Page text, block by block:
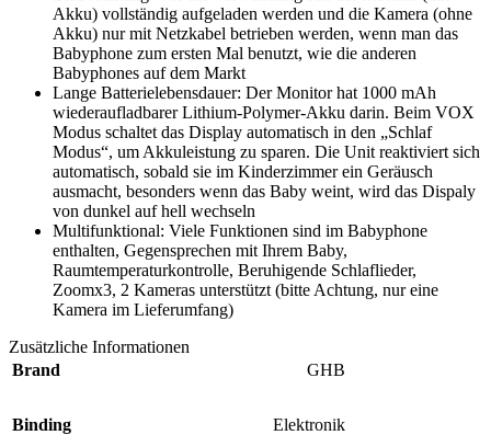
Akku) vollständig aufgeladen werden und die Kamera (ohne
Akku) nur mit Netzkabel betrieben werden, wenn man das
Babyphone zum ersten Mal benutzt, wie die anderen
Babyphones auf dem Markt
Lange Batterielebensdauer: Der Monitor hat 1000 mAh
wiederaufladbarer Lithium-Polymer-Akku darin. Beim VOX
Modus schaltet das Display automatisch in den „Schlaf
Modus“, um Akkuleistung zu sparen. Die Unit reaktiviert sich
automatisch, sobald sie im Kinderzimmer ein Geräusch
ausmacht, besonders wenn das Baby weint, wird das Dispaly
von dunkel auf hell wechseln
Multifunktional: Viele Funktionen sind im Babyphone
enthalten, Gegensprechen mit Ihrem Baby,
Raumtemperaturkontrolle, Beruhigende Schlaflieder,
Zoomx3, 2 Kameras unterstützt (bitte Achtung, nur eine
Kamera im Lieferumfang)
Zusätzliche Informationen
Brand
GHB
Binding Elektronik